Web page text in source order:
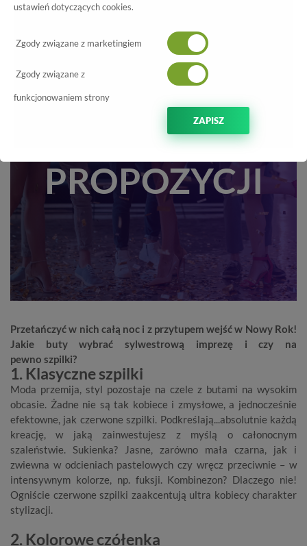
22/04/2019 08:05
BUTY NA
SYLWESTRA. 5
STYLOWYCH
PROPOZYCJI
Przetańczyć w nich całą noc i z przytupem wejść w Nowy Rok!
Jakie buty wybrać sylwestrową imprezę i czy na
pewno szpilki?
1. Klasyczne szpilki
Moda przemija, styl pozostaje na czele z butami na wysokim
obcasie. Żadne nie są tak kobiece i zmysłowe, a jednocześnie
efektowne, jak czerwone szpilki. Podkreślają...absolutnie każdą
kreację, w jaką zainwestujesz z myślą o całonocnym
szaleństwie. Sukienka? Jasne, zarówno mała czarna, jak i
zwiewna w odcieniach pastelowych czy wręcz przeciwnie – w
intensywnym kolorze, np. fuksji. Kombinezon? Dlaczego nie!
Ogniście czerwone szpilki zaakcentują ultra kobiecy charakter
stylizacji.
2. Kolorowe czółenka
ustawień dotyczących cookies.
Zgody związane z marketingiem
Zgody związane z
funkcjonowaniem strony
ZAPISZ